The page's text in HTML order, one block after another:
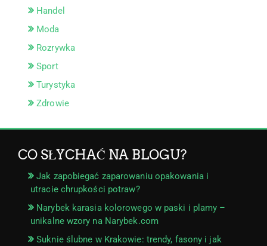
Handel
Moda
Rozrywka
Sport
Turystyka
Zdrowie
CO SŁYCHAĆ NA BLOGU?
Jak zapobiegać zaparowaniu opakowania i
utracie chrupkości potraw?
Narybek karasia kolorowego w paski i plamy –
unikalne wzory na Narybek.com
Suknie ślubne w Krakowie: trendy, fasony i jak